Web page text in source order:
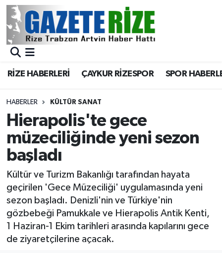
RİZE HABERLERİ ÇAYKUR RİZESPOR SPOR
HABERLER KÜLTÜR SANAT
Hierapolis'te gece
müzeciliğinde yeni sezon
başladı
Kültür ve Turizm Bakanlığı tarafından hayata
geçirilen 'Gece Müzeciliği' uygulamasında yeni
sezon başladı. Denizli'nin ve Türkiye'nin
gözbebeği Pamukkale ve Hierapolis Antik Kenti,
1 Haziran-1 Ekim tarihleri arasında kapılarını gece
de ziyaretçilerine açacak.
BÖLGEMİZ
Asayiş
Rize Jandarma Komutanlığı
Bilim Teknoloji
Bölge
Advertising news
Canlı Maç
ÇEVRE
Merkez Nöbetçi Eczaneler
Merkez Trafik Yoğunluk Haritası
Süper Lig Puan Durumu ve Fikstür
Tüm Manşetler
Son Dakika Haberleri
Haber Arşivi